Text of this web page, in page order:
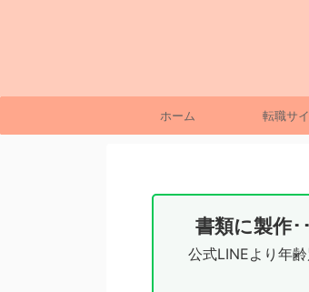
ホーム 転職サ
書類に製作
公式LINEより年